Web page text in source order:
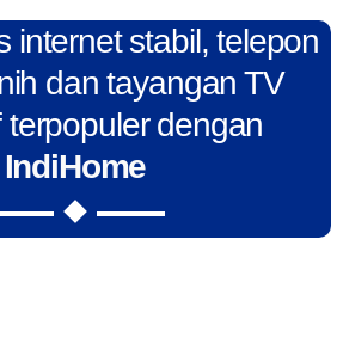
internet stabil, telepon
dan tayangan TV
terpopuler dengan
IndiHome